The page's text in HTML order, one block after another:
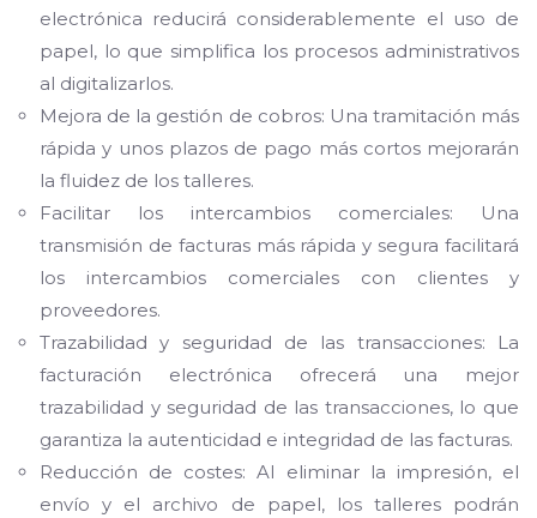
electrónica reducirá considerablemente el uso de
papel, lo que simplifica los procesos administrativos
al digitalizarlos.
Mejora de la gestión de cobros: Una tramitación más
rápida y unos plazos de pago más cortos mejorarán
la fluidez de los talleres.
Facilitar los intercambios comerciales: Una
transmisión de facturas más rápida y segura facilitará
los intercambios comerciales con clientes y
proveedores.
Trazabilidad y seguridad de las transacciones: La
facturación electrónica ofrecerá una mejor
trazabilidad y seguridad de las transacciones, lo que
garantiza la autenticidad e integridad de las facturas.
Reducción de costes: Al eliminar la impresión, el
envío y el archivo de papel, los talleres podrán